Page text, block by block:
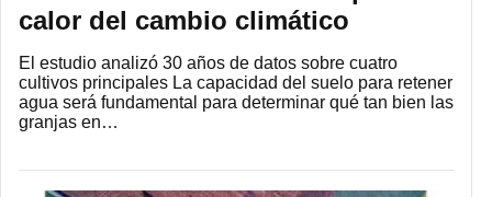
calor del cambio climático
El estudio analizó 30 años de datos sobre cuatro
cultivos principales La capacidad del suelo para retener
agua será fundamental para determinar qué tan bien las
granjas en…